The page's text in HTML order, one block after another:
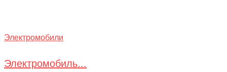
Электромобили
Электромобиль...